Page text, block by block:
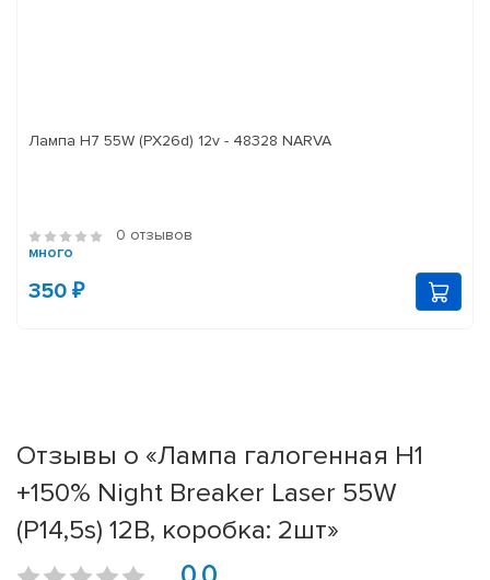
Лампа H7 55W (PX26d) 12v - 48328 NARVA
0 отзывов
много
350 ₽
Отзывы о «Лампа галогенная H1
+150% Night Breaker Laser 55W
(P14,5s) 12В, коробка: 2шт»